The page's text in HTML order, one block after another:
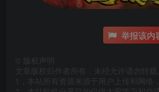
举报该内
版权声明
文章版权归作者所有，未经允许请勿转载。
1，本站所有资源来源于用户上传和网络